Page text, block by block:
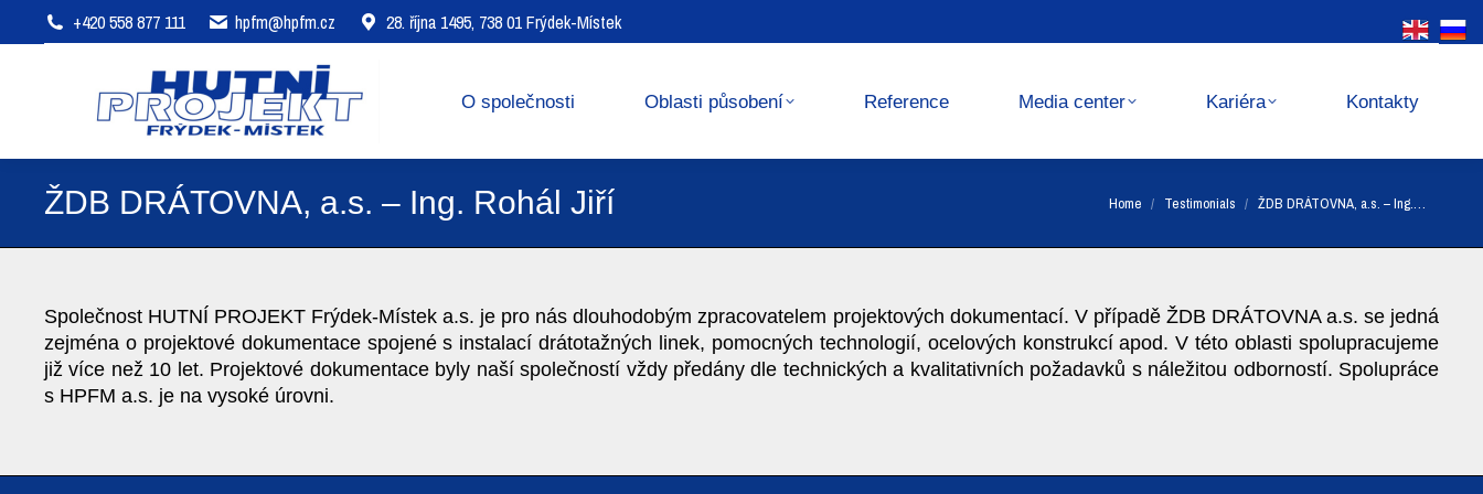
+420 558 877 111 hpfm@hpfm.cz 28. října 1495, 738 01 Frýdek-Místek
O společnosti Oblasti působení Reference Media center Kariéra Kontakty
ŽDB DRÁTOVNA, a.s. – Ing. Rohál Jiří You are here:
Home Testimonials ŽDB DRÁTOVNA, a.s. – Ing.…
Společnost HUTNÍ PROJEKT Frýdek-Místek a.s. je pro nás dlouhodobým zpracovatelem projektových dokumentací. V případě ŽDB DRÁTOVNA a.s. se jedná
zejména o projektové dokumentace spojené s instalací drátotažných linek, pomocných technologií, ocelových konstrukcí apod. V této oblasti spolupracujeme
již více než 10 let. Projektové dokumentace byly naší společností vždy předány dle technických a kvalitativních požadavků s náležitou odborností. Spolupráce
s HPFM a.s. je na vysoké úrovni.
O společnosti Oblasti působení